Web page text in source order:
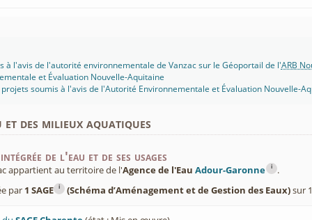
à l'avis de l'autorité environnementale de Vanzac sur le Géoportail de l'ARB
et Évaluation Nouvelle-Aquitaine
soumis à l'avis de l'Autorité Environnementale et Évaluation Nouvelle-
des milieux aquatiques
de l'eau et de ses usages
appartient au territoire de l'Agence de l'Eau Adour-Garonne i
.
par 1 SAGE i (Schéma d’Aménagement et de Gestion des Eaux)sur